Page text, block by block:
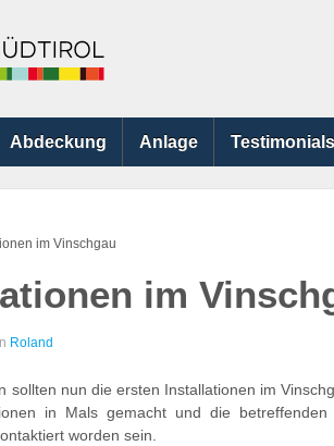
Abdeckung Anlage Testimonials
im Vinschgau
im
Roland
sollten nun die ersten Installationen im
in Mals gemacht und die betreffenden
worden sein.